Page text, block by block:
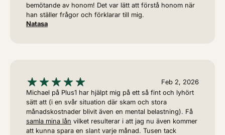
bemötande av honom! Det var lätt att förstå honom när
han ställer frågor och förklarar till mig.
Natasa
Feb 2, 2026
Michael på Plus1 har hjälpt mig på ett så fint och lyhört
sätt att (i en svår situation där skam och stora
månadskostnader blivit även en mental belastning). Få
samla mina lån vilket resulterar i att jag nu även kommer
att kunna spara en slant varje månad. Tusen tack